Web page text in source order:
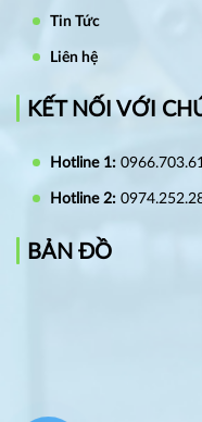
Tin Tức
Liên hệ
KẾT NỐI VỚI
Hotline 1:
Hotline 2:
BẢN ĐỒ